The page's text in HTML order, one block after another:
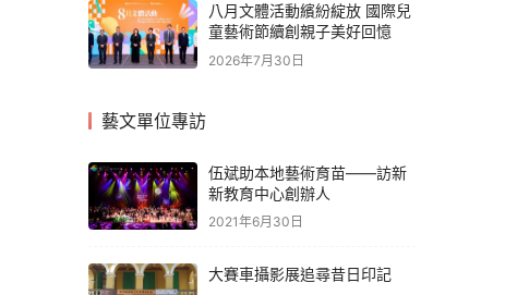
八月文體活動繽紛綻放 國際兒
童藝術節續創親子美好回憶
2026年7月30日
藝文單位專訪
伍斌助本地藝術育苗——訪新
新教育中心創辦人
2021年6月30日
大賽車攝影展追尋昔日印記